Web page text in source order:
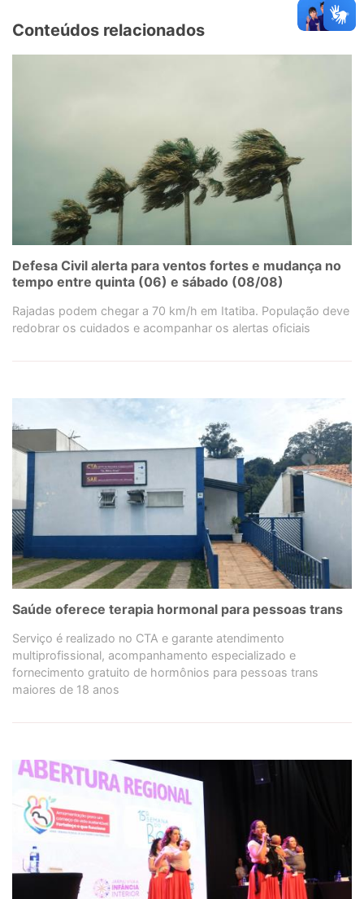
Conteúdos relacionados
Defesa Civil alerta para ventos fortes e mudança no
tempo entre quinta (06) e sábado (08/08)
Rajadas podem chegar a 70 km/h em Itatiba. População deve
redobrar os cuidados e acompanhar os alertas oficiais
Saúde oferece terapia hormonal para pessoas trans
Serviço é realizado no CTA e garante atendimento
multiprofissional, acompanhamento especializado e
fornecimento gratuito de hormônios para pessoas trans
maiores de 18 anos